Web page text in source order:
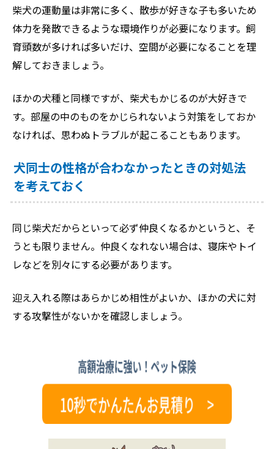
柴犬の運動量は非常に多く、散歩が好きな子も多いため
体力を発散できるような環境作りが必要になります。飼
育頭数が多ければ多いだけ、空間が必要になることを理
解しておきましょう。
ほかの犬種と同様ですが、柴犬もかじるのが大好きで
す。部屋の中のものをかじられないよう対策をしておか
なければ、思わぬトラブルが起こることもあります。
犬同士の性格が合わなかったときの対処法
を考えておく
同じ柴犬だからといって必ず仲良くなるかというと、そ
うとも限りません。仲良くなれない場合は、寝床やトイ
レなどを別々にする必要があります。
迎え入れる際はあらかじめ相性がよいか、ほかの犬に対
する攻撃性がないかを確認しましょう。